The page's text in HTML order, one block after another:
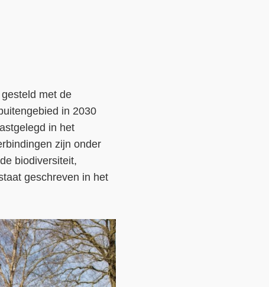
met de
in 2030
in het
zijn onder
biodiversiteit,
geschreven in het